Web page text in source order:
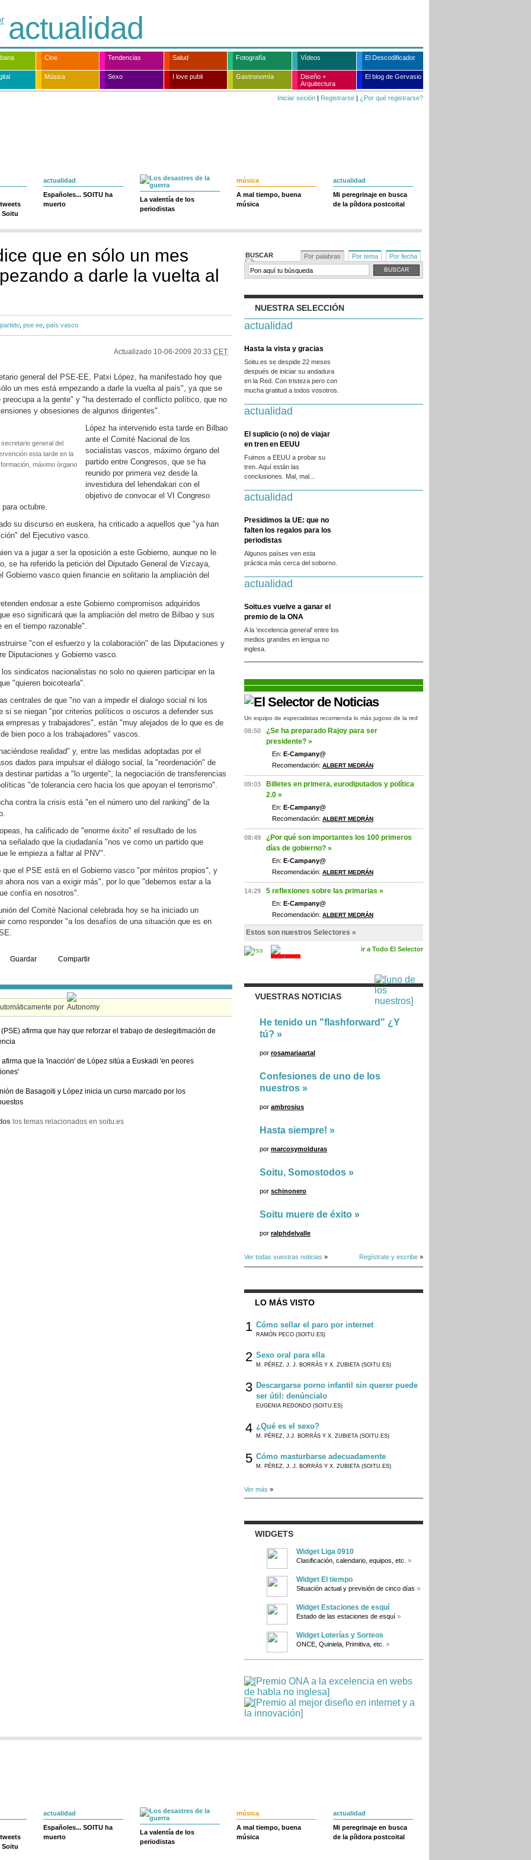
actualidad
Cine Tendencias Salud Fotografía Vídeos El Descodificador
Música Sexo I love publi Gastronomía
Diseño +
Arquitectura
El blog de Gervasio
Iniciar sesión | Registrarse | ¿Por qué registrarse?
Soitu
actualidad
Españoles... SOITU ha
muerto
La valentía de los
periodistas
música
A mal tiempo, buena
música
actualidad
Mi peregrinaje en busca
de la píldora postcoital
que en sólo un mes
a darle la vuelta al
partido pse ee país vasco
Actualizado 10-06-2009 20:33 CET
general del PSE-EE, Patxi López, ha manifestado hoy que
un mes está empezando a darle la vuelta al país", ya que se
preocupa a la gente" y "ha desterrado el conflicto político, que no
y obsesiones de algunos dirigentes".
general del
esta tarde en la
máximo órgano
López ha intervenido esta tarde en Bilbao
ante el Comité Nacional de los
socialistas vascos, máximo órgano del
partido entre Congresos, que se ha
reunido por primera vez desde la
investidura del lehendakari con el
objetivo de convocar el VI Congreso
octubre.
su discurso en euskera, ha criticado a aquellos que "ya han
del Ejecutivo vasco.
va a jugar a ser la oposición a este Gobierno, aunque no le
se ha referido la petición del Diputado General de Vizcaya,
Gobierno vasco quien financie en solitario la ampliación del
endosar a este Gobierno compromisos adquiridos
eso significará que la ampliación del metro de Bilbao y sus
en el tiempo razonable".
"con el esfuerzo y la colaboración" de las Diputaciones y
Diputaciones y Gobierno vasco.
sindicatos nacionalistas no solo no quieren participar en la
"quieren boicotearla".
centrales de que "no van a impedir el dialogo social ni los
si se niegan "por criterios políticos o oscuros a defender sus
empresas y trabajadores", están "muy alejados de lo que es de
bien poco a los trabajadores" vascos.
realidad" y, entre las medidas adoptadas por el
dados para impulsar el diálogo social, la "reordenación" de
destinar partidas a "lo urgente", la negociación de transferencias
"de tolerancia cero hacia los que apoyan el terrorismo".
contra la crisis está "en el número uno del ranking" de la
ha calificado de "enorme éxito" el resultado de los
señalado que la ciudadanía "nos ve como un partido que
le empieza a faltar al PNV".
el PSE está en el Gobierno vasco "por méritos propios", y
ahora nos van a exigir más", por lo que "debemos estar a la
confía en nosotros".
del Comité Nacional celebrada hoy se ha iniciado un
como responder "a los desafíos de una situación que es en
Guardar Compartir
por
(PSE) afirma que hay que reforzar el trabajo de deslegitimación de
afirma que la 'inacción' de López sitúa a Euskadi 'en peores
de Basagoiti y López inicia un curso marcado por los
los temas relacionados en soitu.es
BUSCAR Por palabras Por tema Por fecha
NUESTRA SELECCIÓN
actualidad
Hasta la vista y gracias
Soitu.es se despide 22 meses
después de iniciar su andadura
en la Red. Con tristeza pero con
mucha gratitud a todos vosotros.
actualidad
El suplicio (o no) de viajar
en tren en EEUU
Fuimos a EEUU a probar su
tren. Aquí están las
conclusiones. Mal, mal...
actualidad
Presidimos la UE: que no
falten los regalos para los
periodistas
Algunos países ven esta
práctica más cerca del soborno.
actualidad
Soitu.es vuelve a ganar el
premio de la ONA
A la 'excelencia general' entre los
medios grandes en lengua no
inglesa.
Un equipo de especialistas recomienda lo más jugoso de la red
08:50
¿Se ha preparado Rajoy para ser
presidente? »
En: E-Campany@
Recomendación: ALBERT MEDRÁN
09:03
Billetes en primera, eurodiputados y política
2.0 »
En: E-Campany@
Recomendación: ALBERT MEDRÁN
08:49
¿Por qué son importantes los 100 primeros
días de gobierno? »
En: E-Campany@
Recomendación: ALBERT MEDRÁN
14:29 5 reflexiones sobre las primarias »
En: E-Campany@
Recomendación: ALBERT MEDRÁN
Estos son nuestros Selectores »
ir a Todo El Selector
VUESTRAS NOTICIAS
He tenido un "flashforward" ¿Y
tú? »
por rosamariaartal
Confesiones de uno de los
nuestros »
por ambrosius
Hasta siempre! »
por marcosymolduras
Soitu, Somostodos »
por schinonero
Soitu muere de éxito »
por ralphdelvalle
Ver todas vuestras noticias » Regístrate y escribe »
LO MÁS VISTO
1 Cómo sellar el paro por internet
RAMÓN PECO (SOITU.ES)
2 Sexo oral para ella
M. PÉREZ, J. J. BORRÁS Y X. ZUBIETA (SOITU.ES)
3 Descargarse porno infantil sin querer puede
ser útil: denúncialo
EUGENIA REDONDO (SOITU.ES)
4 ¿Qué es el sexo?
M. PÉREZ, J.J. BORRÁS Y X. ZUBIETA (SOITU.ES)
5 Cómo masturbarse adecuadamente
M. PÉREZ, J. J. BORRÁS Y X. ZUBIETA (SOITU.ES)
Ver más »
WIDGETS
Widget Liga 0910
Clasificación, calendario, equipos, etc. »
Widget El tiempo
Situación actual y previsión de cinco días »
Widget Estaciones de esquí
Estado de las estaciones de esquí »
Widget Loterías y Sorteos
ONCE, Quiniela, Primitiva, etc. »
Soitu
actualidad
Españoles... SOITU ha
muerto
La valentía de los
periodistas
música
A mal tiempo, buena
música
actualidad
Mi peregrinaje en busca
de la píldora postcoital